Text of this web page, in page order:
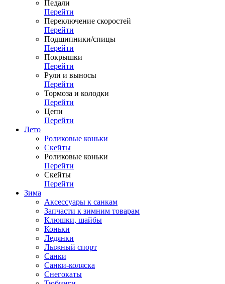
Педали
Перейти
Переключение скоростей
Перейти
Подшипники/спицы
Перейти
Покрышки
Перейти
Рули и выносы
Перейти
Тормоза и колодки
Перейти
Цепи
Перейти
Лето
Роликовые коньки
Скейты
Роликовые коньки
Перейти
Скейты
Перейти
Зима
Аксессуары к санкам
Запчасти к зимним товарам
Клюшки, шайбы
Коньки
Ледянки
Лыжный спорт
Санки
Санки-коляска
Снегокаты